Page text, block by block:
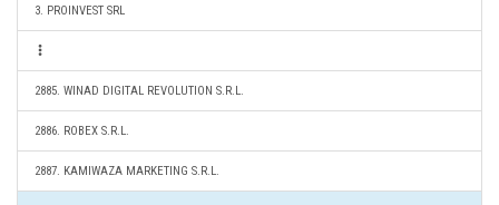
3. PROINVEST SRL
2885. WINAD DIGITAL REVOLUTION S.R.L.
2886. ROBEX S.R.L.
2887. KAMIWAZA MARKETING S.R.L.